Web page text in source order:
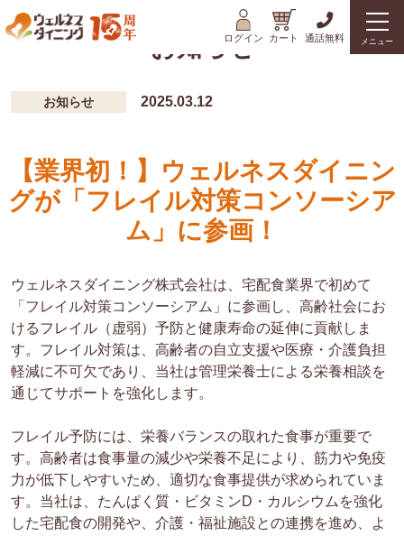
ログイン カート 通話無料 メニュー
お知らせ
お知らせ 2025.03.12
【業界初！】ウェルネスダイニン
グが「フレイル対策コンソーシア
ム」に参画！
ウェルネスダイニング株式会社は、宅配食業界で初めて
「フレイル対策コンソーシアム」に参画し、高齢社会にお
けるフレイル（虚弱）予防と健康寿命の延伸に貢献しま
す。フレイル対策は、高齢者の自立支援や医療・介護負担
軽減に不可欠であり、当社は管理栄養士による栄養相談を
通じてサポートを強化します。
フレイル予防には、栄養バランスの取れた食事が重要で
す。高齢者は食事量の減少や栄養不足により、筋力や免疫
力が低下しやすいため、適切な食事提供が求められていま
す。当社は、たんぱく質・ビタミンD・カルシウムを強化
した宅配食の開発や、介護・福祉施設との連携を進め、よ